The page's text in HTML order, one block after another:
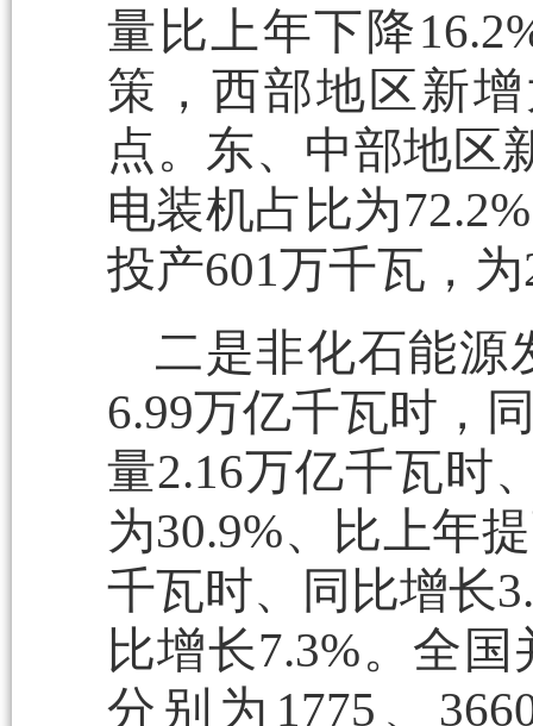
量比上年下降
策，西部地区新
点。东、中部地区
电装机占比为
投产601万千瓦，
二是非化石能源
6.99万亿千瓦时，
量2.16万亿千瓦时
为30.9%、比上年
千瓦时、同比增长
比增长7.3%。全
分别为1775、